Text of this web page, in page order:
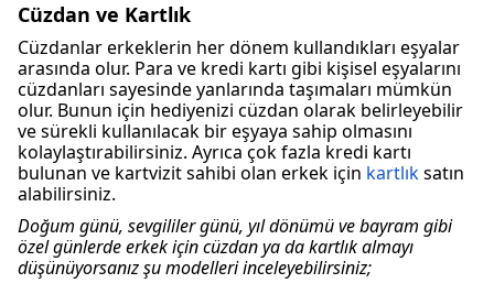
Cüzdan ve Kartlık
Cüzdanlar erkeklerin her dönem kullandıkları eşyalar
arasında olur. Para ve kredi kartı gibi kişisel eşyalarını
cüzdanları sayesinde yanlarında taşımaları mümkün
olur. Bunun için hediyenizi cüzdan olarak belirleyebilir
ve sürekli kullanılacak bir eşyaya sahip olmasını
kolaylaştırabilirsiniz. Ayrıca çok fazla kredi kartı
bulunan ve kartvizit sahibi olan erkek için kartlıksatın
alabilirsiniz.
Doğum günü, sevgililer günü, yıl dönümü ve bayram gibi
özel günlerde erkek için cüzdan ya da kartlık almayı
düşünüyorsanız şu modelleri inceleyebilirsiniz;